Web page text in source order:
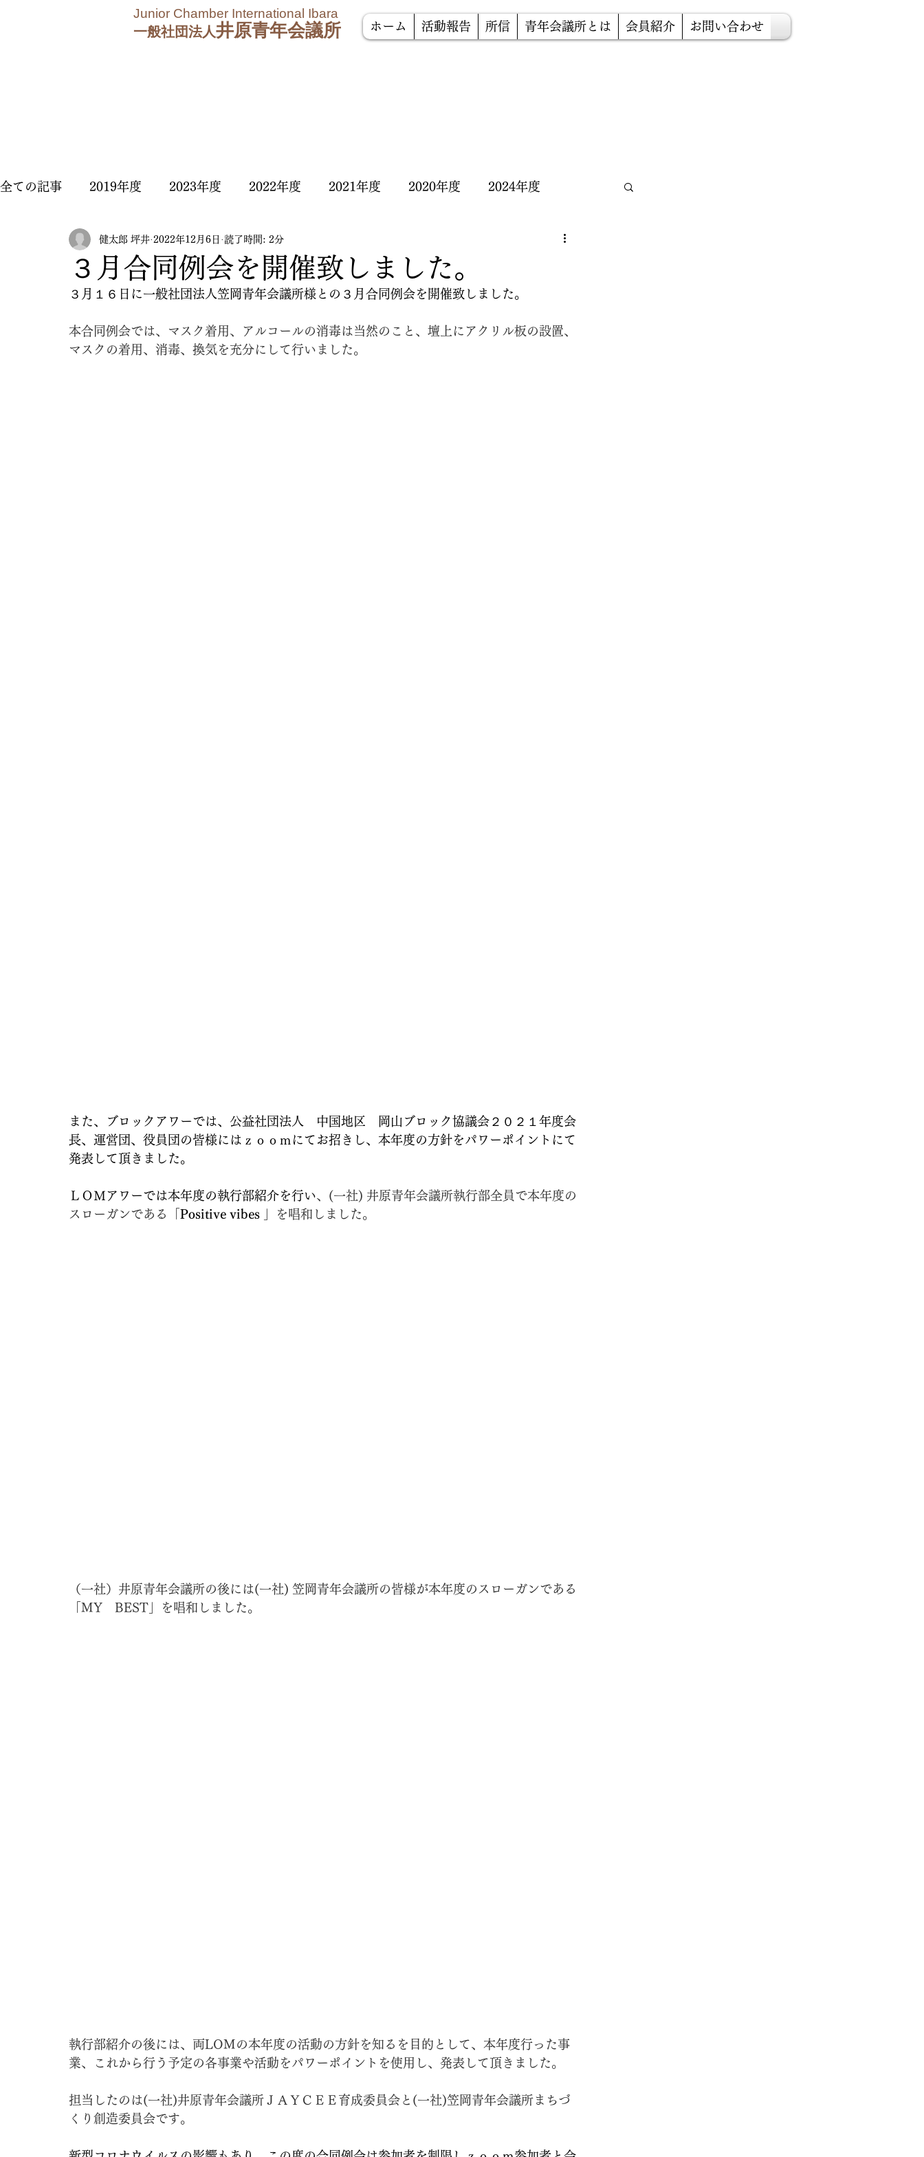
Junior Chamber International Ibara
一般社団法人井原青年会議所 ホーム 活動報告 所信 青年会議所とは 会員紹介 お問い合わせ
全ての記事 2019年度 2023年度 2022年度 2021年度 2020年度 2024年度
2025年度 2026年度
３月合同例会を開催致しました。
健太郎 坪井 2022年12月6日 読了時間: 2分
３月１６日に一般社団法人笠岡青年会議所様との３月合同例会を開催致しました。
本合同例会では、マスク着用、アルコールの消毒は当然のこと、壇上にアクリル板の設置、
マスクの着用、消毒、換気を充分にして行いました。
また、ブロックアワーでは、公益社団法人　中国地区　岡山ブロック協議会２０２１年度会
長、運営団、役員団の皆様にはｚｏｏｍにてお招きし、本年度の方針をパワーポイントにて
発表して頂きました。
ＬＯＭアワーでは本年度の執行部紹介を行い、(一社) 井原青年会議所執行部全員で本年度の
スローガンである「 Positive vibes 」を唱和しました。
（一社）井原青年会議所の後には(一社) 笠岡青年会議所の皆様が本年度のスローガンである
「MY　BEST」を唱和しました。
執行部紹介の後には、両LOMの本年度の活動の方針を知るを目的として、本年度行った事
業、これから行う予定の各事業や活動をパワーポイントを使用し、発表して頂きました。
担当したのは(一社)井原青年会議所ＪＡＹＣＥＥ育成委員会と(一社)笠岡青年会議所まちづ
くり創造委員会です。